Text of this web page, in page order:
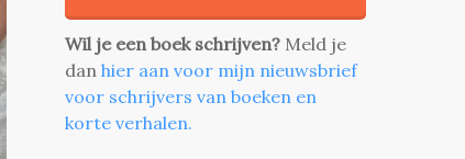
Wil je een boek schrijven? Meld je
danhier aan voor mijn nieuwsbrief
voor schrijvers van boeken en
korte verhalen.